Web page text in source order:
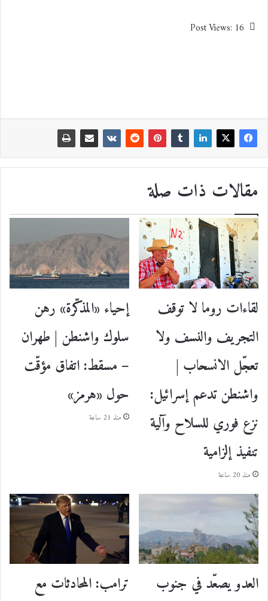
Post Views: 16
مقالات ذات صلة
لقاءات روما لا توقف
التجريف والنسف ولا
تعجّل الانسحاب |
واشنطن تدعم إسرائيل:
نزع فوري للسلاح وآلية
تنفيذ إلزامية
منذ 20 ساعة
إحياء «المذكّرة» رهن
سلوك واشنطن | طهران
– مسقط: اتفاق مؤقّت
حول «هرمز»
منذ 21 ساعة
العدو يصعّد في جنوب
ترامب: المحادثات مع